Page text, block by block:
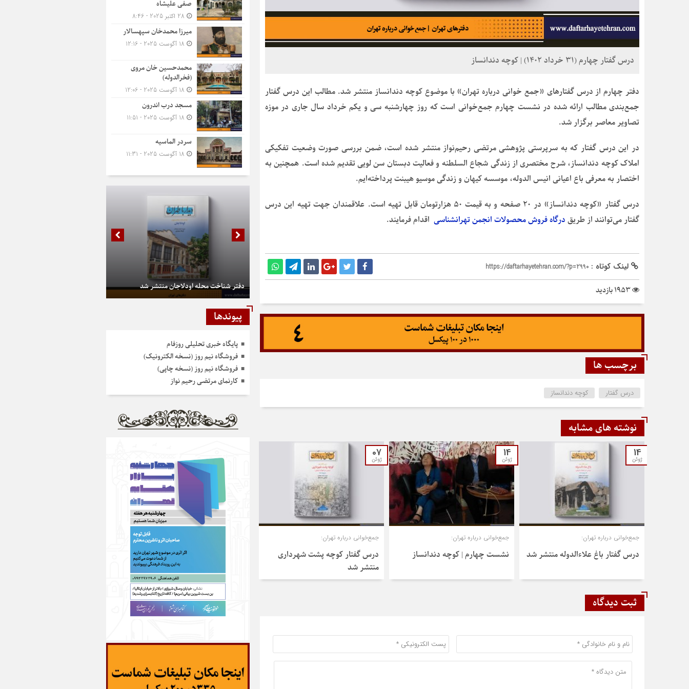
درس گفتار چهارم (۳۱ خرداد ۱۴۰۲) | کوچه دندانساز
دفتر چهارم از درس گفتارهای «جمع خوانی درباره تهران» با موضوع کوچه دندانساز منتشر شد. مطالب این درس گفتار
جمع‌بندی مطالب ارائه شده در نشست چهارم جمع‌خوانی است که روز چهارشنبه سی و یکم خرداد سال جاری در موزه
تصاویر معاصر برگزار شد.
در این درس گفتار که به سرپرستی پژوهشی مرتضی رحیم‌نواز منتشر شده است، ضمن بررسی صورت وضعیت تفکیکی
املاک کوچه دندانساز، شرح مختصری از زندگی شجاع السلطنه و فعالیت دبستان سن لویی تقدیم شده است. همچنین به
اختصار به معرفی باع اعیانی انیس الدوله، موسسه کیهان و زندگی موسیو هیبنت پرداخته‌ایم.
درس گفتار «کوچه دندانساز» در ۲۰ صفحه و به قیمت ۵۰ هزارتومان قابل تهیه است. علاقمندان جهت تهیه این درس
گفتار می‌توانند از طریق درگاه فروش محصولات انجمن تهرانشناسی اقدام فرمایند.
لینک کوتاه : https://daftarhayetehran.com/?p=2990
برچسب ها
درس گفتار کوچه دندانساز
نوشته های مشابه
14
ژوئن
جمع‌خوانی درباره تهران:
درس‌ گفتار باغ علاءالدوله منتشر شد
14
ژوئن
جمع‌خوانی درباره تهران:
نشست چهارم | کوچه دندانساز
07
ژوئن
جمع‌خوانی درباره تهران:
درس‌ گفتار کوچه پشت شهرداری
منتشر شد
ثبت دیدگاه
صفی علیشاه
میرزا محمدخان سپهسالار
محمدحسین خان مروی
(فخرالدوله)
مسجد درب اندرون
سردر الماسیه
دفتر شناخت محله اودلاجان منتشر شد
پیوندها
پایگاه خبری تحلیلی روزفام
فروشگاه نیم روز (نسخه الکترونیک)
فروشگاه نیم روز (نسخه چاپی)
کارنمای مرتضی رحیم نواز